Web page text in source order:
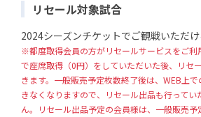
リセール対象試合
2024シーズンチケットでご観戦いただ
※都度取得会員の方がリセールサービスをご利
で座席取得（0円）をしていただいた後、リセ
きます。一般販売予定枚数終了後は、WEB上
きなくなりますので、リセール出品も行って
ん。リセール出品予定の会員様は、一般販売